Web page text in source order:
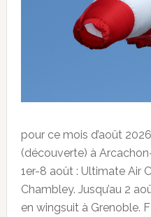
pour ce mois d’août
(découverte) à
1er-8 août : Ultimate Air
Chambley. Jusqu’au 2
en wingsuit à Grenoble.